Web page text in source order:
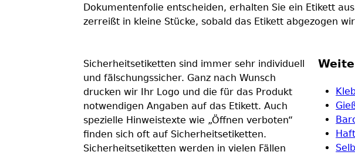
Dokumentenfolie entscheiden, erhalten Sie ein Etikett
zerreißt in kleine Stücke, sobald das Etikett abgezogen
Sicherheitsetiketten sind immer sehr individuell
und fälschungssicher. Ganz nach Wunsch
drucken wir Ihr Logo und die für das Produkt
notwendigen Angaben auf das Etikett. Auch
spezielle Hinweistexte wie „Öffnen verboten“
finden sich oft auf Sicherheitsetiketten.
Sicherheitsetiketten werden in vielen Fällen